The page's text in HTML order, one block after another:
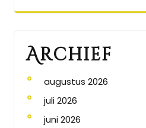
Archief
augustus 2026
juli 2026
juni 2026